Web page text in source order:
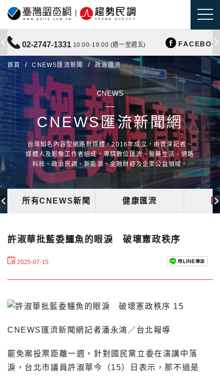
02-2747-1331 10:00-19:00 (週一至週五)
首頁 CNEWS匯流新聞 政治匯流
CNEWS
CNEWS匯流新聞網
台灣知名內容型網路新媒體，2016年成立，由資深記者、
媒體人及影像工作者組成，專精數位匯流、醫藥生活、網路
科技、政治民調、新能源、金融財經及企業公益領域。
所有CNEWS新聞 健康匯流
許淑華批藍委鱷魚的眼淚 破壞憲政秩序
2025-07-15
CNEWS匯流新聞網記者潘永鴻／台北報導
罷免案投票距離一週，針對國民黨立委在演講中落
淚，台北市議員許淑華今（15）日表示，那不過是